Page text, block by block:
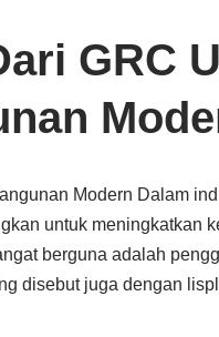
GRC
Modern Dalam
untuk meningkatkan
berguna adalah
disebut juga dengan